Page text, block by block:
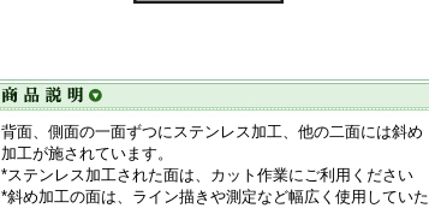
背面、側面の一面ずつにステンレス加工、他の二面には斜め
加工が施されています。
*ステンレス加工された面は、カット作業にご利用ください
*斜め加工の面は、ライン描きや測定など幅広く使用していた